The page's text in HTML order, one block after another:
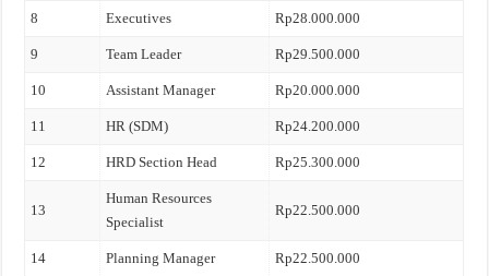
8 Executives Rp28.000.000
9 Team Leader Rp29.500.000
10 Assistant Manager Rp20.000.000
11 HR (SDM) Rp24.200.000
12 HRD Section Head Rp25.300.000
13
Human Resources
Specialist
Rp22.500.000
14 Planning Manager Rp22.500.000